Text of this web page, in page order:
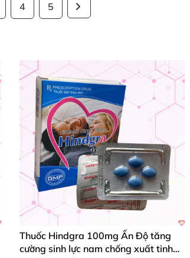
4 5
Thuốc Hindgra 100mg Ấn Độ tăng
cường sinh lực nam chống xuất tinh